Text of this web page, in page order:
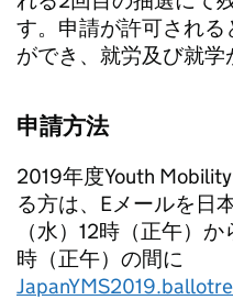
す。申請が許可され
ができ、就労及び就学
申請方法
2019年度Youth
る方は、Eメールを日
（水）12時（正午）
時（正午）の間に